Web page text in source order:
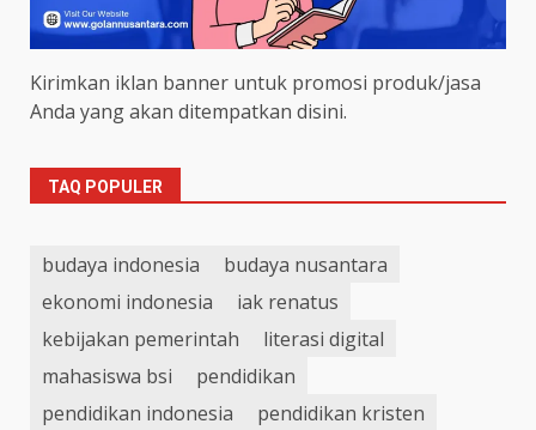
Kirimkan iklan banner untuk promosi produk/jasa
Anda yang akan ditempatkan disini.
TAQ POPULER
budaya indonesia
budaya nusantara
ekonomi indonesia
iak renatus
kebijakan pemerintah
literasi digital
mahasiswa bsi
pendidikan
pendidikan indonesia
pendidikan kristen